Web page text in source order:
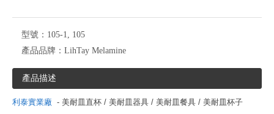
型號： 105-1, 105
產品品牌： LihTay Melamine
產品描述
利泰實業廠 ​ - 美耐皿直杯 / 美耐皿器具 / 美耐皿餐具 / 美耐皿杯子